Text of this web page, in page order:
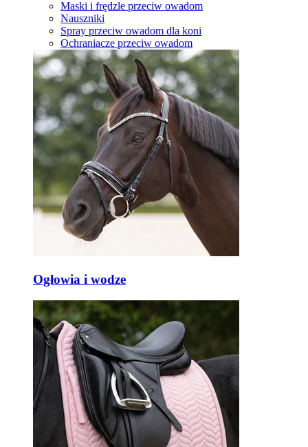
Maski i frędzle przeciw owadom
Nauszniki
Spray przeciw owadom dla koni
Ochraniacze przeciw owadom
Ogłowia i wodze